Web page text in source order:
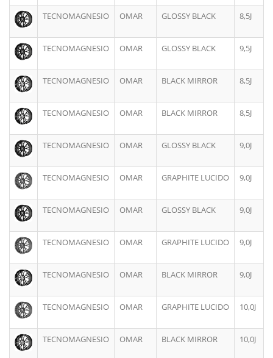
TECNOMAGNESIO OMAR GLOSSY BLACK 8,5J
TECNOMAGNESIO OMAR GLOSSY BLACK 9,5J
TECNOMAGNESIO OMAR BLACK MIRROR 8,5J
TECNOMAGNESIO OMAR BLACK MIRROR 8,5J
TECNOMAGNESIO OMAR GLOSSY BLACK 9,0J
TECNOMAGNESIO OMAR GRAPHITE LUCIDO 9,0J
TECNOMAGNESIO OMAR GLOSSY BLACK 9,0J
TECNOMAGNESIO OMAR GRAPHITE LUCIDO 9,0J
TECNOMAGNESIO OMAR BLACK MIRROR 9,0J
TECNOMAGNESIO OMAR GRAPHITE LUCIDO 10,0J
TECNOMAGNESIO OMAR BLACK MIRROR 10,0J